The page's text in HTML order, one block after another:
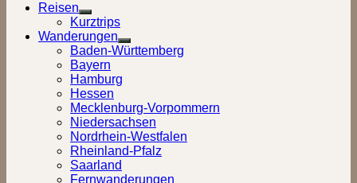
Reisen
Show
sub
menu
Kurztrips
Wanderungen
Show
sub
Baden-Württemberg
Bayern
Hamburg
Hessen
Mecklenburg-Vorpommern
Niedersachsen
Nordrhein-Westfalen
Rheinland-Pfalz
Saarland
Fernwanderungen